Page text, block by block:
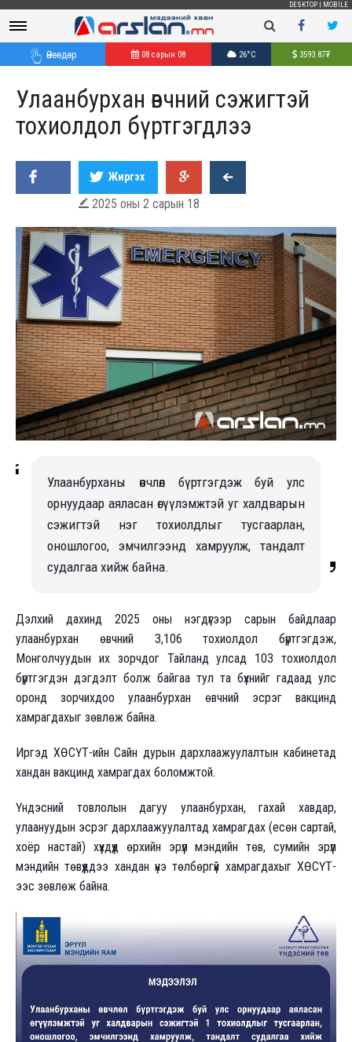
DESKTOP MOBILE
Өнөөдөр 08 сарын 08 26°C 3593.87₮
Улаанбурхан өвчний сэжигтэй
тохиолдол бүртгэгдлээ
Жиргэх
 2025 оны 2 сарын 18
Улаанбурханы өвчлөл бүртгэгдэж буй улс
орнуудаар аяласан өгүүлэмжтэй уг халдварын
сэжигтэй нэг тохиолдлыг тусгаарлан,
оношлогоо, эмчилгээнд хамруулж, тандалт
судалгаа хийж байна.
Дэлхий дахинд 2025 оны нэгдүгээр сарын байдлаар
улаанбурхан өвчний 3,106 тохиолдол бүртгэгдэж,
Монголчуудын их зорчдог Тайланд улсад 103 тохиолдол
бүртгэгдэн дэгдэлт болж байгаа тул та бүхнийг гадаад улс
оронд зорчихдоо улаанбурхан өвчний эсрэг вакцинд
хамрагдахыг зөвлөж байна.
Иргэд ХӨСҮТ-ийн Сайн дурын дархлаажуулалтын кабинетад
хандан вакцинд хамрагдах боломжтой.
Үндэсний товлолын дагуу улаанбурхан, гахай хавдар,
улаануудын эсрэг дархлаажуулалтад хамрагдах (есөн сартай,
хоёр настай) хүүхдүүд өрхийн эрүүл мэндийн төв, сумийн эрүүл
мэндийн төвүүддээ хандан үнэ төлбөргүй хамрагдахыг ХӨСҮТ-
ээс зөвлөж байна.